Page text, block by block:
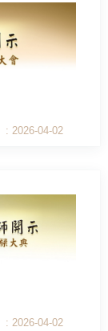
: 2026-04-02
: 2026-04-02